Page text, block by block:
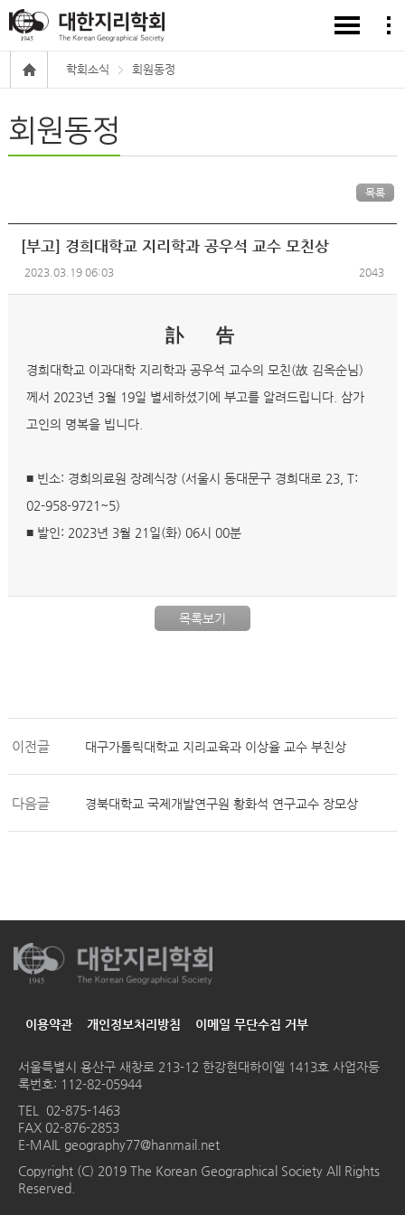
학회소식 회원동정
회원동정
목록
[부고] 경희대학교 지리학과 공우석 교수 모친상
2023.03.19 06:03 2043
訃 告
경희대학교 이과대학 지리학과 공우석 교수의 모친(故 김옥순님)
께서 2023년 3월 19일 별세하셨기에 부고를 알려드립니다. 삼가
고인의 명복을 빕니다.
■ 빈소: 경희의료원 장례식장 (서울시 동대문구 경희대로 23, T:
02-958-9721~5)
■ 발인: 2023년 3월 21일(화) 06시 00분
목록보기
이전글 대구가톨릭대학교 지리교육과 이상율 교수 부친상
다음글 경북대학교 국제개발연구원 황화석 연구교수 장모상
이용약관 개인정보처리방침 이메일 무단수집 거부
서울특별시 용산구 새창로 213-12 한강현대하이엘 1413호 사업자등
록번호: 112-82-05944
TEL 02-875-1463
FAX 02-876-2853
E-MAIL geography77@hanmail.net
Copyright (C) 2019 The Korean Geographical Society All Rights
Reserved.